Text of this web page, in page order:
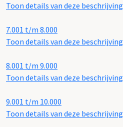
Toon details van deze beschrijving
7.001 t/m 8.000
Toon details van deze beschrijving
8.001 t/m 9.000
Toon details van deze beschrijving
9.001 t/m 10.000
Toon details van deze beschrijving